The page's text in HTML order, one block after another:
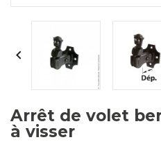

Arrêt de volet
à visser